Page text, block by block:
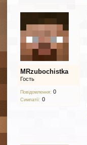
MRzubochistka
Гость
Повідомлення: 0
Симпатії: 0